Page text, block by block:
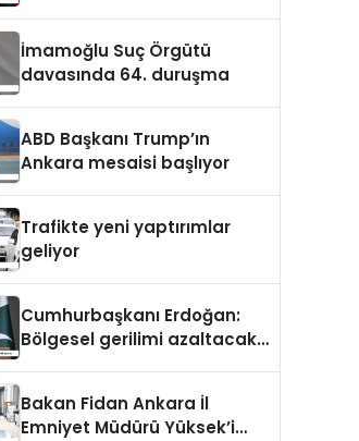
İmamoğlu Suç Örgütü
davasında 64. duruşma
ABD Başkanı Trump’ın
Ankara mesaisi başlıyor
Trafikte yeni yaptırımlar
geliyor
Cumhurbaşkanı Erdoğan:
Bölgesel gerilimi azaltacak
Bakan Fidan Ankara İl
Emniyet Müdürü Yüksek’i